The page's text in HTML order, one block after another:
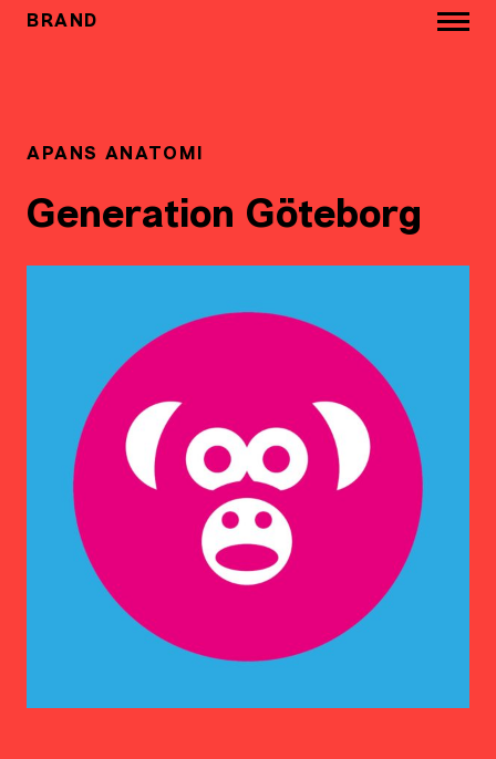
BRAND
APANS ANATOMI
Generation Göteborg